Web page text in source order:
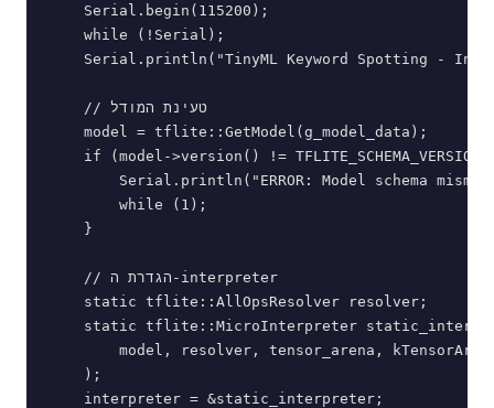
    Serial.begin(115200);
    while (!Serial);
Serial.println("TinyML Keyword Spotting -
    // טעינת המודל
    model = tflite::GetModel(g_model_data);
if (model->version() != TFLITE_SCHEMA_VERSION)
Serial.println("ERROR: Model schema
        while (1);
    }
    // הגדרת ה-interpreter
    static tflite::AllOpsResolver resolver;
static tflite::MicroInterpreter
model, resolver, tensor_arena,
    );
    interpreter = &static_interpreter;